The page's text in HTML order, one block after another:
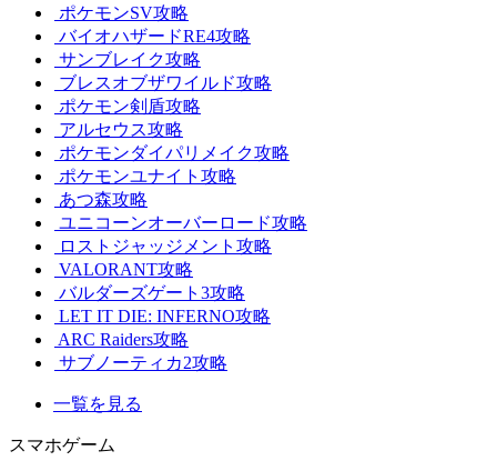
ポケモンSV攻略
バイオハザードRE4攻略
サンブレイク攻略
ブレスオブザワイルド攻略
ポケモン剣盾攻略
アルセウス攻略
ポケモンダイパリメイク攻略
ポケモンユナイト攻略
あつ森攻略
ユニコーンオーバーロード攻略
ロストジャッジメント攻略
VALORANT攻略
バルダーズゲート3攻略
LET IT DIE: INFERNO攻略
ARC Raiders攻略
サブノーティカ2攻略
一覧を見る
スマホゲーム